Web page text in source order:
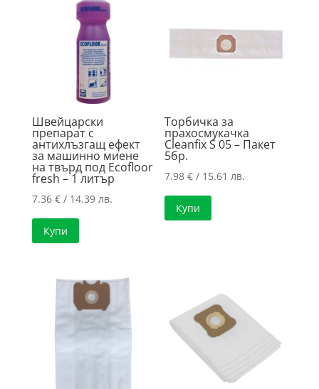
Швейцарски
препарат с
антихлъзгащ ефект
за машинно миене
на твърд под Ecofloor
fresh – 1 литър
7.36 €/ 14.39 лв.
Купи
Торбичка за
прахосмукачка
Cleanfix S 05 – Пакет
5бр.
7.98€ / 15.61 лв.
Купи